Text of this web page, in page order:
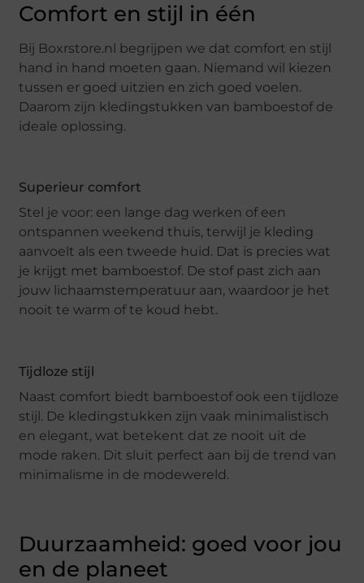
Comfort en stijl in één
Bij Boxrstore.nl begrijpen we dat comfort en stijl
hand in hand moeten gaan. Niemand wil kiezen
tussen er goed uitzien en zich goed voelen.
Daarom zijn kledingstukken van bamboestof de
ideale oplossing.
Superieur comfort
Stel je voor: een lange dag werken of een
ontspannen weekend thuis, terwijl je kleding
aanvoelt als een tweede huid. Dat is precies wat
je krijgt met bamboestof. De stof past zich aan
jouw lichaamstemperatuur aan, waardoor je het
nooit te warm of te koud hebt.
Tijdloze stijl
Naast comfort biedt bamboestof ook een tijdloze
stijl. De kledingstukken zijn vaak minimalistisch
en elegant, wat betekent dat ze nooit uit de
mode raken. Dit sluit perfect aan bij de trend van
minimalisme in de modewereld.
Duurzaamheid: goed voor jou
en de planeet